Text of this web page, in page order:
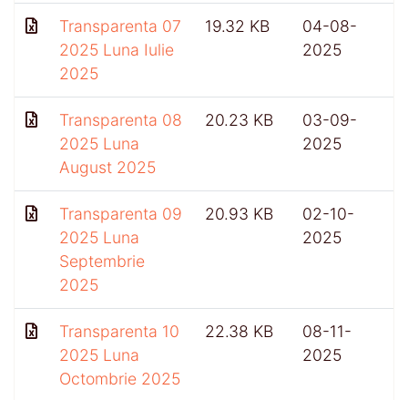
Transparenta 07
2025 Luna Iulie
2025
19.32 KB
04-08-
2025
Transparenta 08
2025 Luna
August 2025
20.23 KB
03-09-
2025
Transparenta 09
2025 Luna
Septembrie
2025
20.93 KB
02-10-
2025
Transparenta 10
2025 Luna
Octombrie 2025
22.38 KB
08-11-
2025